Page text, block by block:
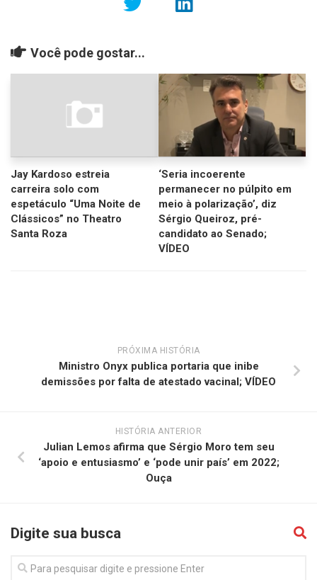
Você pode gostar...
Jay Kardoso estreia
carreira solo com
espetáculo “Uma Noite de
Clássicos” no Theatro
Santa Roza
‘Seria incoerente
permanecer no púlpito em
meio à polarização’, diz
Sérgio Queiroz, pré-
candidato ao Senado;
VÍDEO
PRÓXIMA HISTÓRIA
Ministro Onyx publica portaria que inibe
demissões por falta de atestado vacinal; VÍDEO
HISTÓRIA ANTERIOR
Julian Lemos afirma que Sérgio Moro tem seu
‘apoio e entusiasmo’ e ‘pode unir país’ em 2022;
Ouça
Digite sua busca